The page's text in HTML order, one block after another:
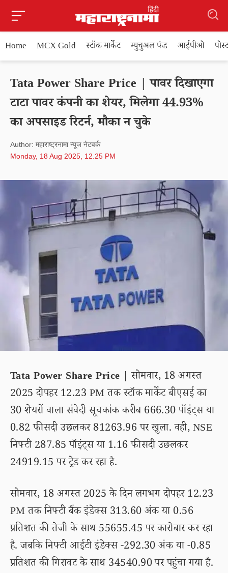
Home MCX Gold स्टॉक मार्केट म्युचुअल फंड आईपीओ
Tata Power Share Price | पावर दिखाएगा
टाटा पावर कंपनी का शेयर, मिलेगा 44.93%
का अपसाइड रिटर्न, मौका न चुके
Author: महाराष्ट्रनामा न्यूज नेटवर्क
Monday, 18 Aug 2025, 12.25 PM
Tata Power Share Price | सोमवार, 18 अगस्त
2025 दोपहर 12.23 PM तक स्टॉक मार्केट बीएसई का
30 शेयरों वाला संवेदी सूचकांक करीब 666.30 पॉइंट्स या
0.82 फीसदी उछलकर 81263.96 पर खुला. वही, NSE
निफ्टी 287.85 पॉइंट्स या 1.16 फीसदी उछलकर
24919.15 पर ट्रेड कर रहा है.
सोमवार, 18 अगस्त 2025 के दिन लगभग दोपहर 12.23
PM तक निफ्टी बैंक इंडेक्स 313.60 अंक या 0.56
प्रतिशत की तेजी के साथ 55655.45 पर कारोबार कर रहा
है. जबकि निफ्टी आईटी इंडेक्स -292.30 अंक या -0.85
प्रतिशत की गिरावट के साथ 34540.90 पर पहुंचा गया है.